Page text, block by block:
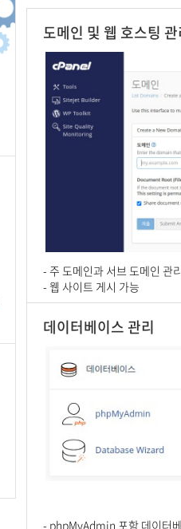
도메인 및 웹 호스팅
- 주 도메인과 서브 도메인 관
- 웹 사이트 게시 가능
데이터베이스 관리
- phpMyAdmin 포함 데이터